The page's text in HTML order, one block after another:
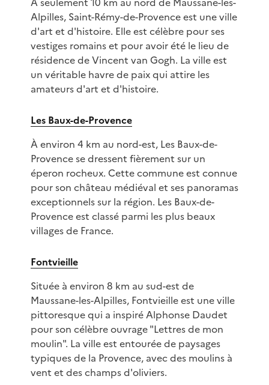
Alpilles, Saint-Rémy-de-Provence est une ville
d'art et d'histoire. Elle est célèbre pour ses
vestiges romains et pour avoir été le lieu de
résidence de Vincent van Gogh. La ville est
un véritable havre de paix qui attire les
amateurs d'art et d'histoire.
Les Baux-de-Provence
À environ 4 km au nord-est, Les Baux-de-
Provence se dressent fièrement sur un
éperon rocheux. Cette commune est connue
pour son château médiéval et ses panoramas
exceptionnels sur la région. Les Baux-de-
Provence est classé parmi les plus beaux
villages de France.
Fontvieille
Située à environ 8 km au sud-est de
Maussane-les-Alpilles, Fontvieille est une ville
pittoresque qui a inspiré Alphonse Daudet
pour son célèbre ouvrage "Lettres de mon
moulin". La ville est entourée de paysages
typiques de la Provence, avec des moulins à
vent et des champs d'oliviers.